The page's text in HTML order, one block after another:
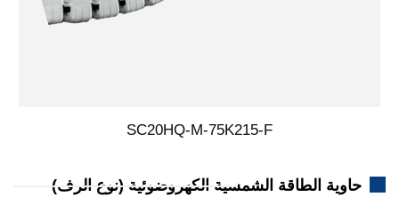
SC20HQ-M-75K215-F
حاوية الطاقة الشمسية الكهروضوئية (نوع الرف)